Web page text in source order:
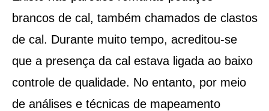
brancos de cal, também chamados de clastos
de cal. Durante muito tempo, acreditou-se
que a presença da cal estava ligada ao baixo
controle de qualidade. No entanto, por meio
de análises e técnicas de mapeamento